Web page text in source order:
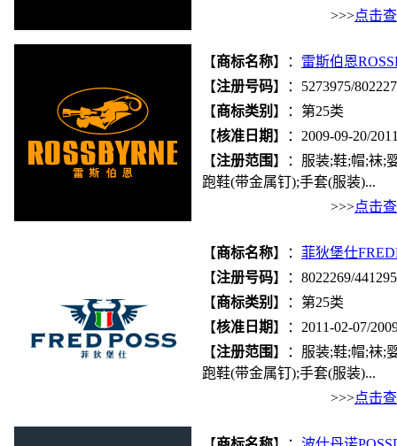
>>>点击
【商标名称】： 雷斯伯恩
【注册号码】：5273975/
【商标类别 】：第25类
【核准日期】：2009-09-20/
【注册范围】：服装;鞋;帽;袜;
跑鞋(带金属钉);手套(服装)...
>>>点击
【商标名称】： 菲狄堡仕
【注册号码】：8022269/
【商标类别 】：第25类
【核准日期】：2011-02-07/
【注册范围】：服装;鞋;帽;袜;
跑鞋(带金属钉);手套(服装)...
>>>点击